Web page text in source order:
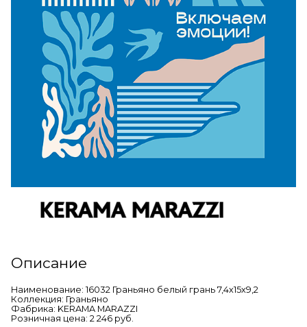
Описание
Наименование: 16032 Граньяно белый грань 7,4х15х9,2
Коллекция: Граньяно
Фабрика: KERAMA MARAZZI
Розничная цена: 2 246 руб.